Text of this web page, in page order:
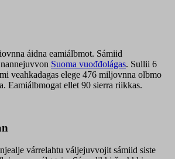
áidna eamiálbmot. Sámiid
Suoma vuođđolágas. Sullii 6
veahkadagas elege 476 miljovnna olbmo
Eamiálbmogat ellet 90 sierra riikkas.
várrelahtu váljejuvvojit sámiid siste